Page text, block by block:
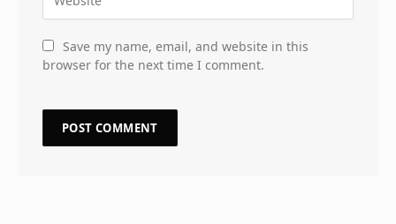
Save my name, email, and website in this
browser for the next time I comment.